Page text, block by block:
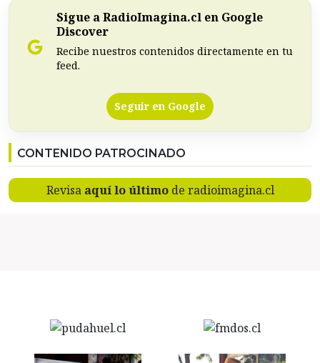
Sigue a RadioImagina.cl en Google
Discover
Recibe nuestros contenidos directamente en tu
feed.
Seguir en Google
CONTENIDO PATROCINADO
Revisa aquí lo últimode radioimagina.cl